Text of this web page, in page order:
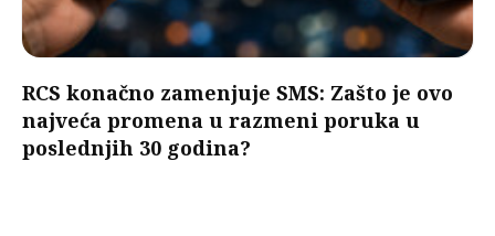
RCS konačno zamenjuje SMS: Zašto je ovo
najveća promena u razmeni poruka u
poslednjih 30 godina?